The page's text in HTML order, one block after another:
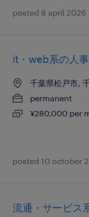
posted 8 april 2026
it・web系の人
千葉県松戸市,
permanent
¥280,000 per
posted 10 october
流通・サービス